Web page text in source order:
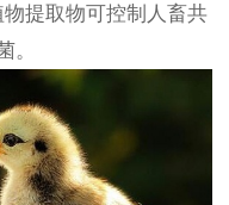
提取物可控制人畜共
。